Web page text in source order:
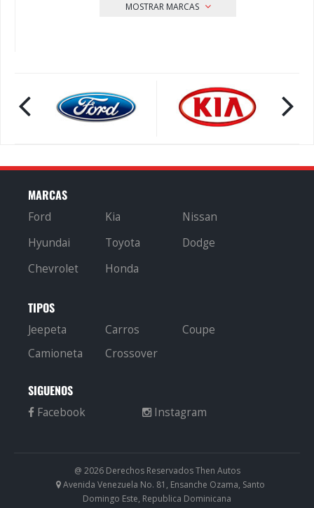
MOSTRAR MARCAS
MARCAS
Ford Kia
Nissan
Hyundai
Toyota
Dodge
Chevrolet
Honda
TIPOS
Jeepeta Carros
Coupe
Camioneta
Crossover
SIGUENOS
@ 2026 Derechos Reservados Then Autos
Avenida Venezuela No. 81, Ensanche Ozama, Santo
Domingo Este, Republica Dominicana